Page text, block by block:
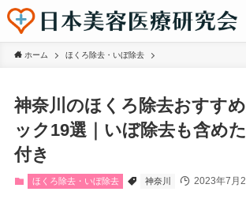
ホーム ほくろ除去・いぼ除去
神奈川のほくろ除去おすす
ック19選｜いぼ除去も含め
付き
ほくろ除去・いぼ除去 神奈川 2023年7月